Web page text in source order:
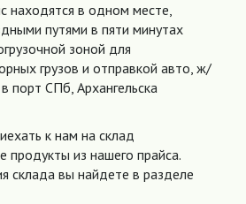
находятся в одном месте,
путями в пяти минутах
зоной для
грузов и отправкой авто, ж/
порт СПб, Архангельска
к нам на склад
продукты из нашего прайса.
склада вы найдете в разделе